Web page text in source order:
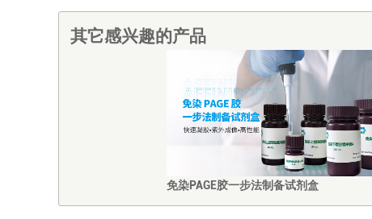
其它感兴趣的产品
免染PAGE胶一步法制备试剂盒